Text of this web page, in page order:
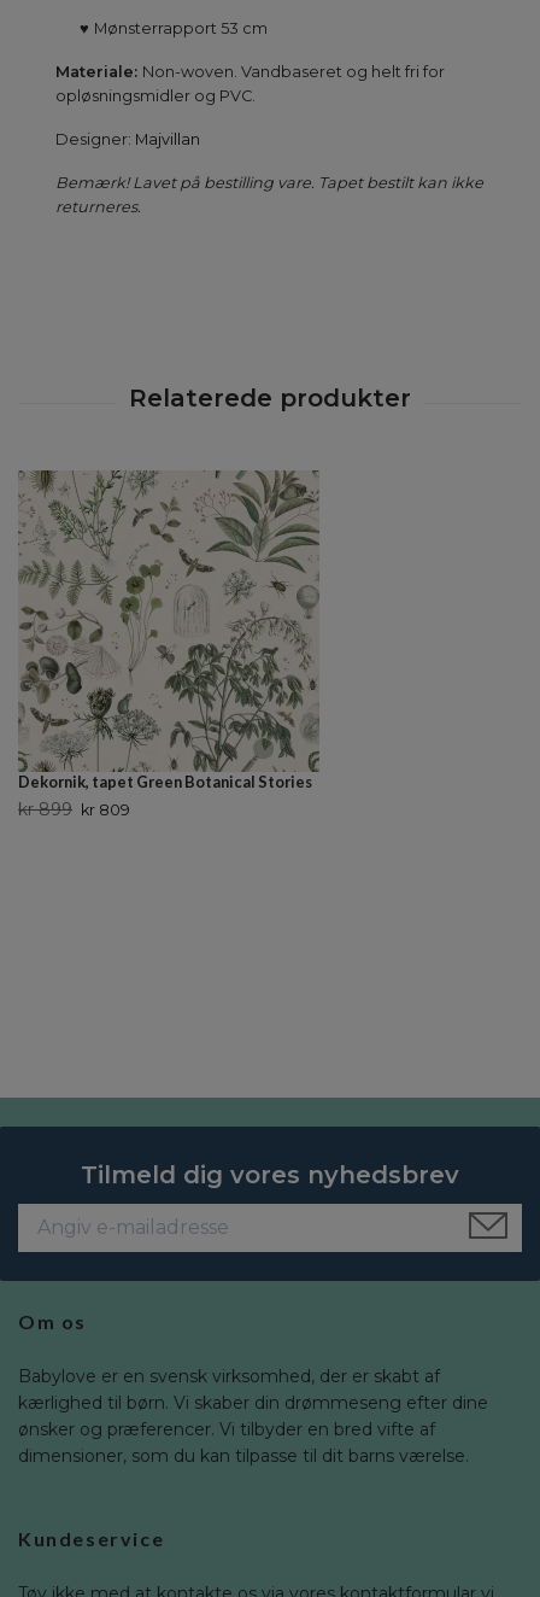
♥ Mønsterrapport 53 cm
Materiale: Non-woven. Vandbaseret og helt fri for
opløsningsmidler og PVC.
Designer: Majvillan
Bemærk! Lavet på bestilling vare. Tapet bestilt kan ikke
returneres.
Dekornik, tapet Green Botanical Stories
kr 899 kr 809
Tilmeld dig vores nyhedsbrev
Om os
Babylove er en svensk virksomhed, der er skabt af
kærlighed til børn. Vi skaber din drømmeseng efter dine
ønsker og præferencer. Vi tilbyder en bred vifte af
dimensioner, som du kan tilpasse til dit barns værelse.
Kundeservice